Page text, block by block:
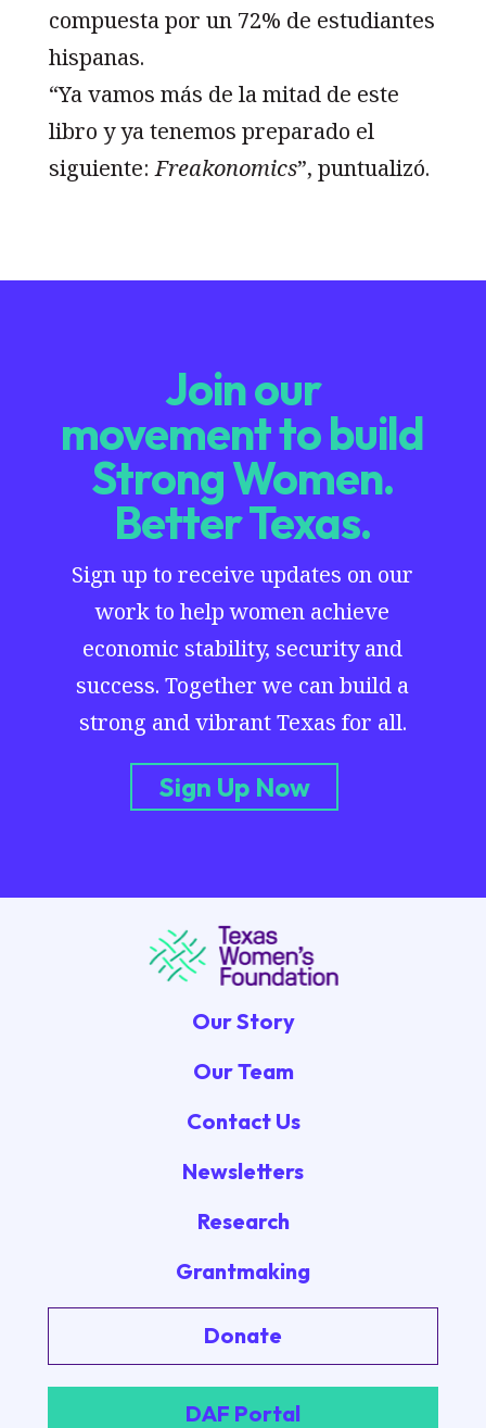
compuesta por un 72% de estudiantes
hispanas.
“Ya vamos más de la mitad de este
libro y ya tenemos preparado el
siguiente:Freakonomics”, puntualizó.
Join our
movement to build
Strong Women.
Better Texas.
Sign up to receive updates on our
work to help women achieve
economic stability, security and
success. Together we can build a
strong and vibrant Texas for all.
Sign Up Now
Our Story
Our Team
Contact Us
Newsletters
Research
Grantmaking
Donate
DAF Portal